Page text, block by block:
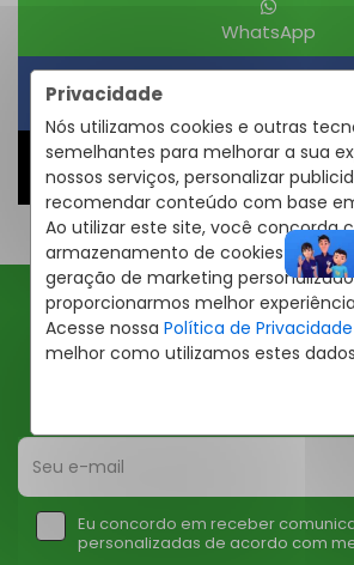
Privacidade
Nós utilizamos cookies e outras
semelhantes para melhorar a sua
nossos serviços, personalizar
recomendar conteúdo com base
Ao utilizar este site, você concorda
armazenamento de cookies em
geração de marketing
proporcionarmos melhor
Acesse nossa Política de Privacidade
melhor como utilizamos estes
WhatsApp
Compartilhar
Ofertas JBA
Insira seu email abaixo para
Eu concordo em receber
personalizadas de acordo com